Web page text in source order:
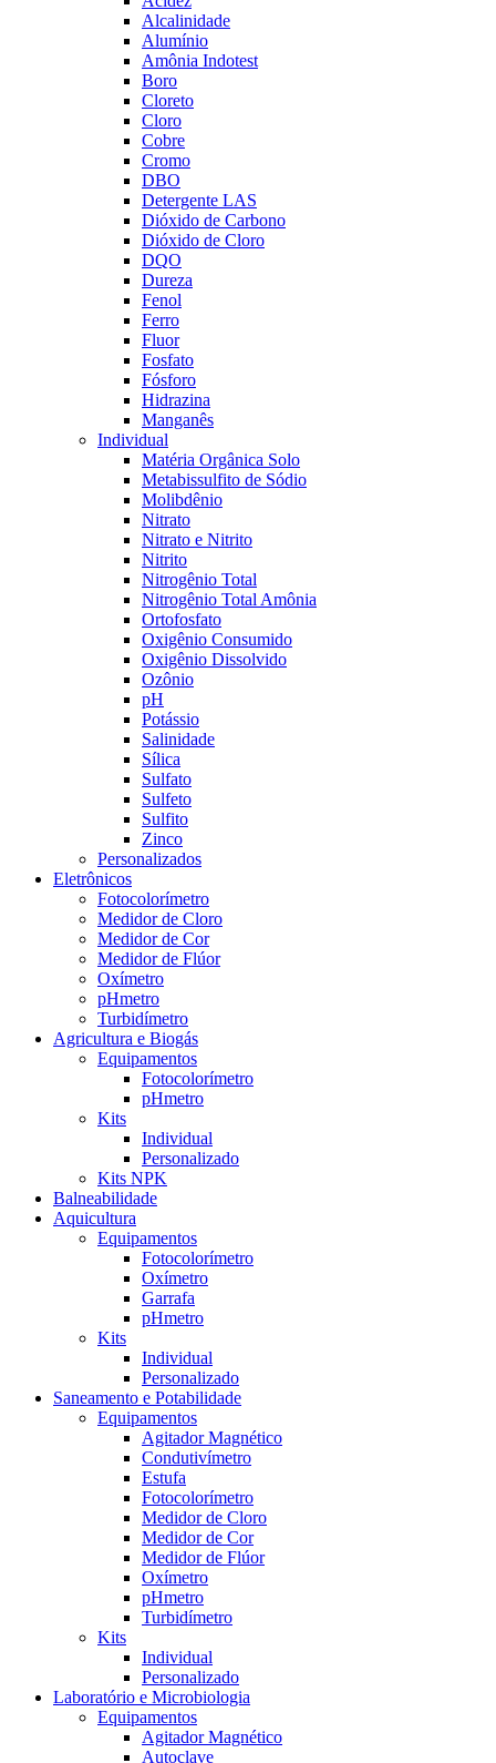
Alcalinidade
Alumínio
Amônia Indotest
Boro
Cloreto
Cloro
Cobre
Cromo
DBO
Detergente LAS
Dióxido de Carbono
Dióxido de Cloro
DQO
Dureza
Fenol
Ferro
Fluor
Fosfato
Fósforo
Hidrazina
Manganês
Individual
Matéria Orgânica Solo
Metabissulfito de Sódio
Molibdênio
Nitrato
Nitrato e Nitrito
Nitrito
Nitrogênio Total
Nitrogênio Total Amônia
Ortofosfato
Oxigênio Consumido
Oxigênio Dissolvido
Ozônio
pH
Potássio
Salinidade
Sílica
Sulfato
Sulfeto
Sulfito
Zinco
Personalizados
Eletrônicos
Fotocolorímetro
Medidor de Cloro
Medidor de Cor
Medidor de Flúor
Oxímetro
pHmetro
Turbidímetro
Agricultura e Biogás
Equipamentos
Fotocolorímetro
pHmetro
Kits
Individual
Personalizado
Kits NPK
Balneabilidade
Aquicultura
Equipamentos
Fotocolorímetro
Oxímetro
Garrafa
pHmetro
Kits
Individual
Personalizado
Saneamento e Potabilidade
Equipamentos
Agitador Magnético
Condutivímetro
Estufa
Fotocolorímetro
Medidor de Cloro
Medidor de Cor
Medidor de Flúor
Oxímetro
pHmetro
Turbidímetro
Kits
Individual
Personalizado
Laboratório e Microbiologia
Equipamentos
Agitador Magnético
Autoclave